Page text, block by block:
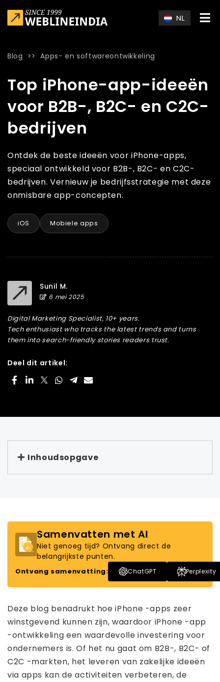
NL
Blog >>Apps- en softwareontwikkeling
Top iPhone-app-ideeën
voor B2B-, B2C- en C2C-
bedrijven
Ontdek de beste ideeën voor iPhone-apps,
speciaal ontwikkeld voor B2B-, B2C- en C2C-
bedrijven. Vernieuw je bedrijfsstrategie met deze
onmisbare app-concepten.
iOS Mobiele apps
Sunil M.
6 mei 2025
Digital Marketing Specialist, 10+ years.
Tech enthusiast who tracks the latest trends and turns
them into search-friendly stories readers trust.
Deel dit artikel:
Inhoudsopgave
Samenvatten met AI
Niet genoeg tijd? Ontvang direct de
belangrijkste punten.
Ontvang samenvatting: ChatGPT Perplexity
Deze blog benadrukt hoe iPhone -apps zeer
winstgevend kunnen zijn, waardoor iPhone -app
-ontwikkeling een waardevolle investering voor
ondernemers is. Of het nu gaat om B2B-, B2C- of
C2C -markten, het leveren van zakelijke ideeën
via apps kan de activiteiten verbeteren, de